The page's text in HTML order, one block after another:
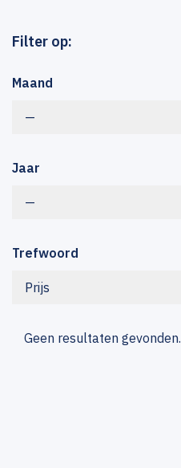
Filter op:
Maand
—
Jaar
—
Trefwoord
Prijs
Geen resultaten gevonden.